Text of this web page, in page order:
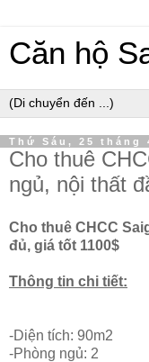
Căn hộ
Thứ Sáu, 25 tháng
Cho thuê
ngủ, nội thất
Cho thuê CHCC
đủ, giá tốt 1100$
Thông tin chi tiết:
-Diện tích: 90m2
-Phòng ngủ: 2